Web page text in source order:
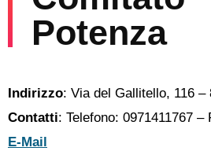
Potenza
Indirizzo: Via del Gallitello, 116 –
Contatti: Telefono: 0971411767 –
E-Mail